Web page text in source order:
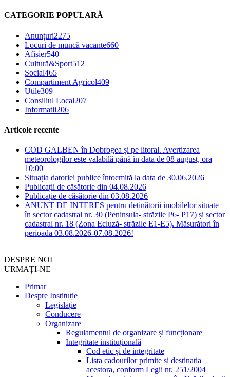
CATEGORIE POPULARĂ
Anunțuri2275
Locuri de muncă vacante660
Afișier540
Cultură&Sport512
Social465
Compartiment Agricol409
Utile309
Consiliul Local207
Informatii206
Articole recente
COD GALBEN în Dobrogea și pe litoral. Avertizarea
meteorologilor este valabilă până în data de 08 august, ora
10:00
Situația datoriei publice întocmită la data de 30.06.2026
Publicații de căsătorie din 04.08.2026
Publicație de căsătorie din 03.08.2026
ANUNȚ DE INTERES pentru deținătorii imobilelor situate
în sector cadastral nr. 30 (Peninsula- străzile P6- P17) și sector
cadastral nr. 18 (Zona Ecluză- străzile E1-E5). Măsurători în
perioada 03.08.2026-07.08.2026!
DESPRE NOI
URMAȚI-NE
Primar
Despre Instituție
Legislație
Conducere
Organizare
Regulamentul de organizare și funcționare
Integritate instituțională
Cod etic și de integritate
Lista cadourilor primite si destinatia
acestora, conform Legii nr. 251/2004